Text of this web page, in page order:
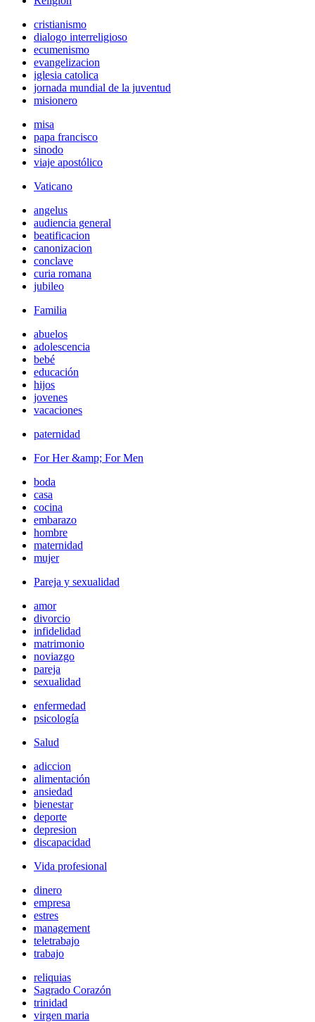
cristianismo
dialogo interreligioso
ecumenismo
evangelizacion
iglesia catolica
jornada mundial de la juventud
misionero
misa
papa francisco
sinodo
viaje apostólico
Vaticano
angelus
audiencia general
beatificacion
canonizacion
conclave
curia romana
jubileo
Familia
abuelos
adolescencia
bebé
educación
hijos
jovenes
vacaciones
paternidad
For Her &amp; For Men
boda
casa
cocina
embarazo
hombre
maternidad
mujer
Pareja y sexualidad
amor
divorcio
infidelidad
matrimonio
noviazgo
pareja
sexualidad
enfermedad
psicología
Salud
adiccion
alimentación
ansiedad
bienestar
deporte
depresion
discapacidad
Vida profesional
dinero
empresa
estres
management
teletrabajo
trabajo
reliquias
Sagrado Corazón
trinidad
virgen maria